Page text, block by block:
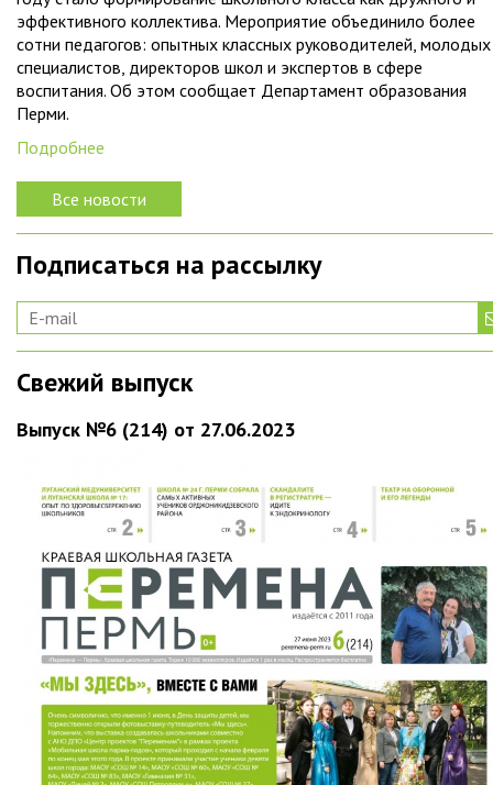
эффективного коллектива. Мероприятие объединило более
сотни педагогов: опытных классных руководителей, молодых
специалистов, директоров школ и экспертов в сфере
воспитания. Об этом сообщает Департамент образования
Перми.
Подробнее
Все новости
Подписаться на рассылку
Свежий выпуск
Выпуск №6 (214) от 27.06.2023